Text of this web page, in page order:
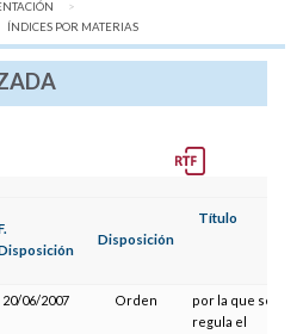
AQUÍ:
ÍNDICES POR MATERIAS
Disposición
Título
20/06/2007 Orden
por la que se
regula el